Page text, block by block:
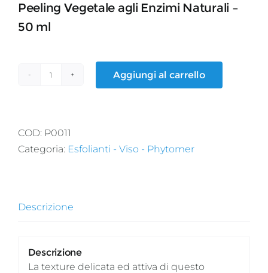
Peeling Vegetale agli Enzimi Naturali –
50 ml
Aggiungi al carrello
COD: P0011
Categoria: Esfolianti - Viso - Phytomer
Descrizione
Descrizione
La texture delicata ed attiva di questo